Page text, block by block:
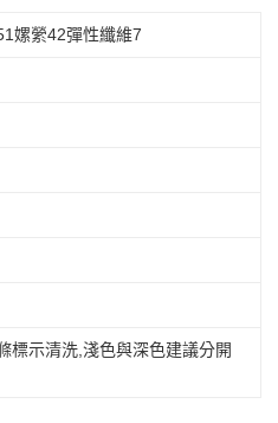
嫘縈42彈性纖維7
標示清洗,淺色與深色建議分開